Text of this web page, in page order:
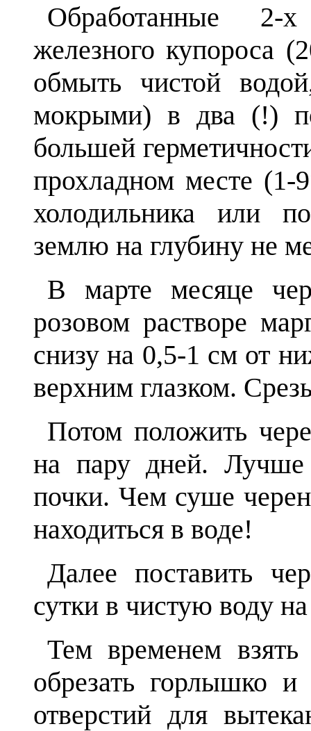
Обработанные 2-
железного купороса
обмыть чистой
мокрыми) в два (!)
большей
прохладном месте
холодильника или
землю на глубину не
В марте месяце
розовом растворе
снизу на 0,5-1 см от
верхним глазком.
Потом положить
на пару дней. Лучше
почки. Чем суше
находиться в воде!
Далее поставить
сутки в чистую воду
Тем временем
обрезать горлышко и
отверстий для